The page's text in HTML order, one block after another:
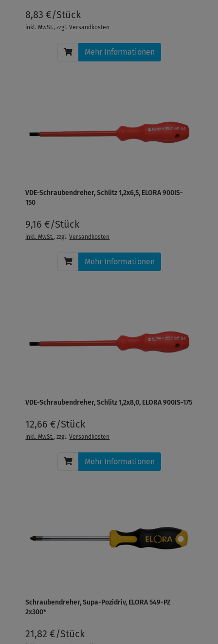
8,83 €/Stück
inkl. MwSt., zzgl.Versandkosten
Mehr Informationen
VDE-Schraubendreher, Schlitz 1,2x6,5, ELORA 900IS-
150
9,16 €/Stück
inkl. MwSt., zzgl.Versandkosten
Mehr Informationen
VDE-Schraubendreher, Schlitz 1,2x8,0, ELORA 900IS-175
12,66 €/Stück
inkl. MwSt., zzgl.Versandkosten
Mehr Informationen
Schraubendreher, Supa-Pozidriv, ELORA 549-PZ
2x300*
21,82 €/Stück